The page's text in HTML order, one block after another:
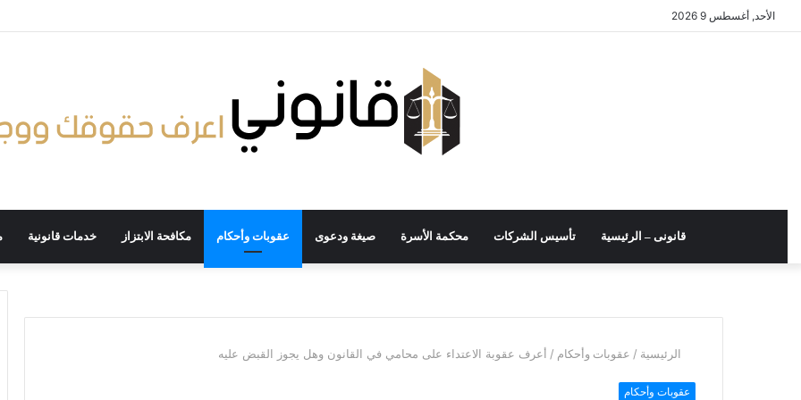
الأحد, أغسطس 9 2026
قانونى – الرئيسية تأسيس الشركات محكمة الأسرة صيغة ودعوى عقوبات وأحكام مكافحة الابتزاز خدمات قانونية
الرئيسية / عقوبات وأحكام / أعرف عقوبة الاعتداء على محامي في القانون وهل يجوز القبض عليه
عقوبات وأحكام